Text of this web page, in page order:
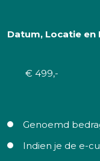
Datum, Locatie en
€ 499,-
Genoemd
Indien je de e-